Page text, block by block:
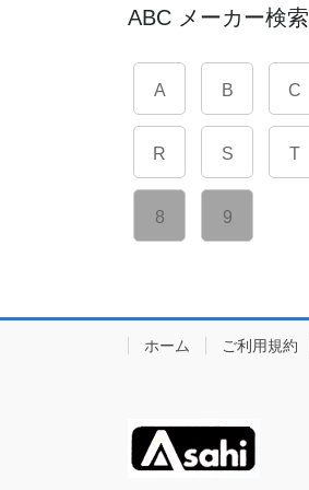
ABC メーカー検索
A B C
R S T
8 9
ホーム ご利用規約